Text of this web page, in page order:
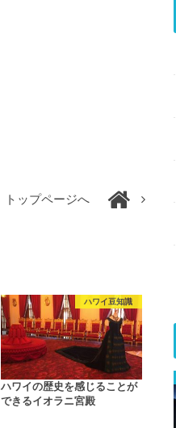
トップページへ
ハワイ豆知識
ハワイの歴史を感じることが
できるイオラニ宮殿